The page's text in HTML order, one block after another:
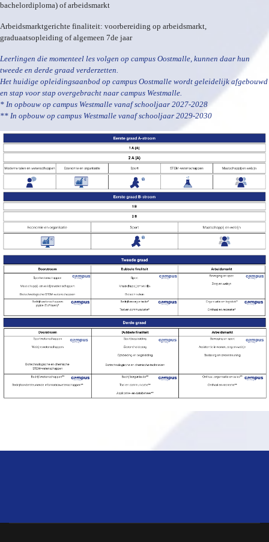
bachelordiploma) of arbeidsmarkt
Arbeidsmarktgerichte finaliteit: voorbereiding op arbeidsmarkt,
graduaatsopleiding of algemeen 7de jaar
Leerlingen die momenteel les volgen op campus Oostmalle, kunnen daar hun
tweede en derde graad verderzetten.
Het huidige opleidingsaanbod op campus Oostmalle wordt geleidelijk afgebouwd
en stap voor stap overgebracht naar campus Westmalle.
* In opbouw op campus Westmalle vanaf schooljaar 2027-2028
** In opbouw op campus Westmalle vanaf schooljaar 2029-2030